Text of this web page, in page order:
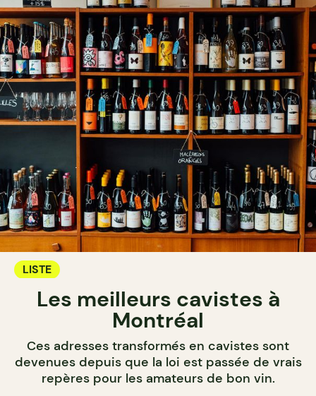
LISTE
Les meilleurs cavistes à
Montréal
Ces adresses transformés en cavistes sont
devenues depuis que la loi est passée de vrais
repères pour les amateurs de bon vin.